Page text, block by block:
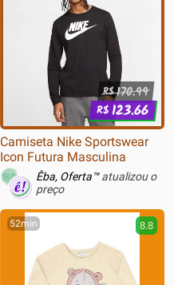
R$170.99
R$123.66
Camiseta Nike Sportswear
Icon Futura Masculina
Êba, Oferta™atualizou o
preço
52min 8.8